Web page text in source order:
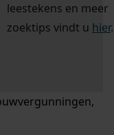
leestekens en meer
zoektips vindt u hier.